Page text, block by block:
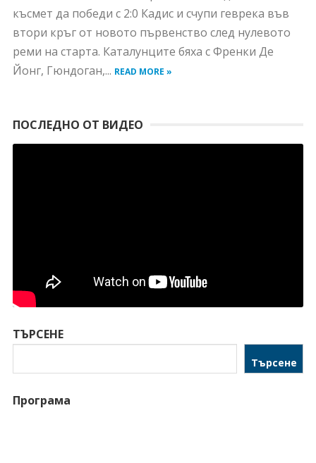
късмет да победи с 2:0 Кадис и счупи геврека във
втори кръг от новото първенство след нулевото
реми на старта. Каталунците бяха с Френки Де
Йонг, Гюндоган,... READ MORE »
ПОСЛЕДНО ОТ ВИДЕО
ТЪРСЕНЕ
Търсене
Програма